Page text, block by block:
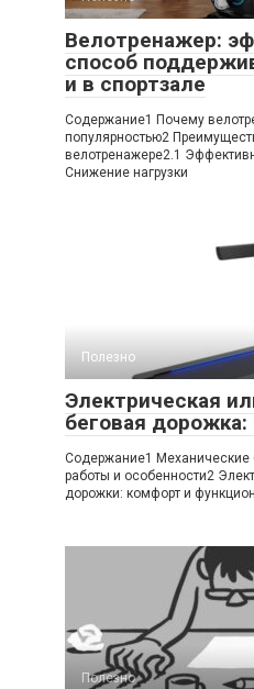
Велотренажер:
способ
и в спортзале
Содержание1 Почему
популярностью2
велотренажере2.1
Снижение нагрузки
Полезно
Электрическая
беговая
Содержание1 Механические
работы и особенности2
дорожки: комфорт и
Полезно